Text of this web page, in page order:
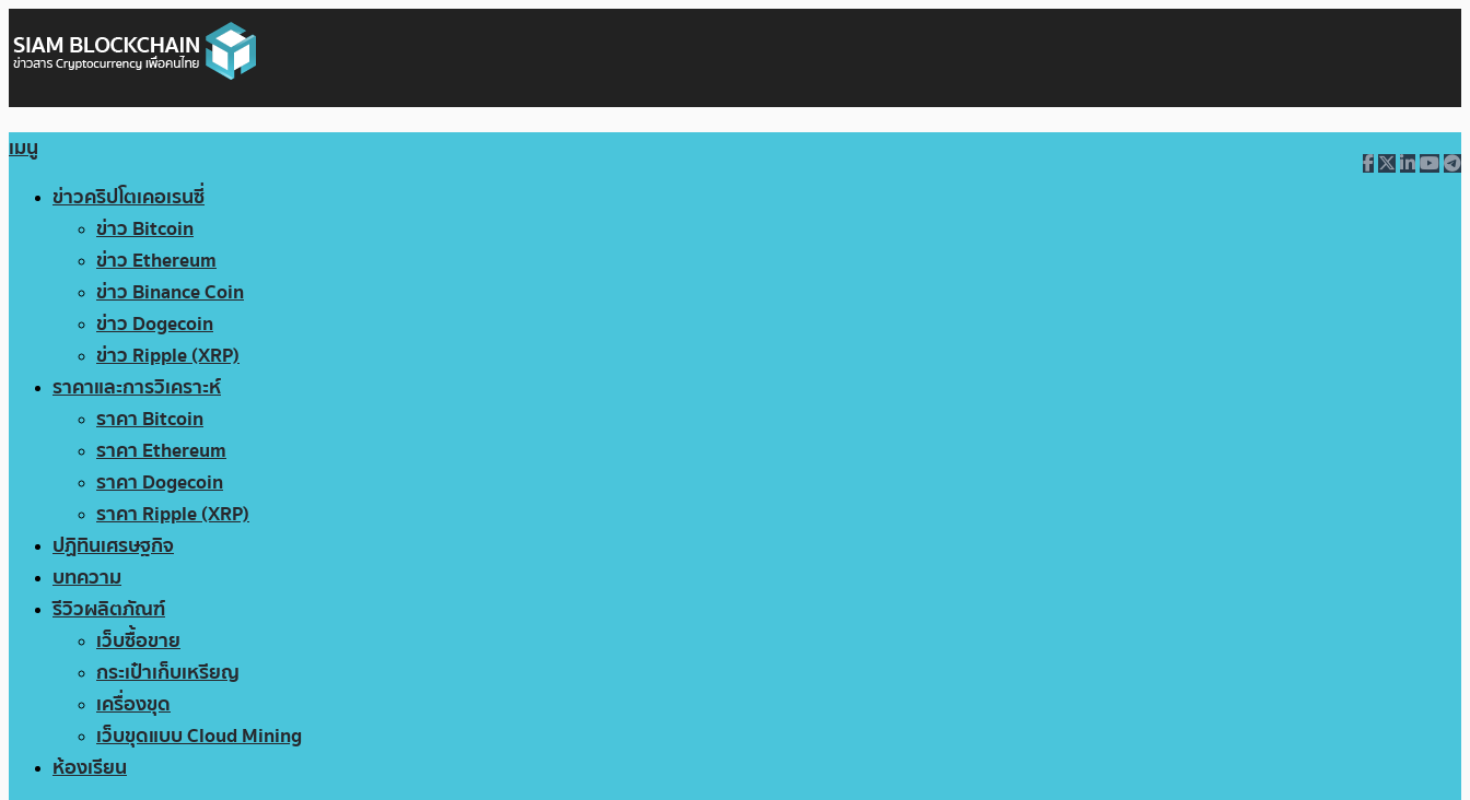
เมนู
ข่าวคริปโตเคอเรนซี่
ข่าว Bitcoin
ข่าว Ethereum
ข่าว Binance Coin
ข่าว Dogecoin
ข่าว Ripple (XRP)
ราคาและการวิเคราะห์
ราคา Bitcoin
ราคา Ethereum
ราคา Dogecoin
ราคา Ripple (XRP)
ปฏิทินเศรษฐกิจ
บทความ
รีวิวผลิตภัณฑ์
เว็บซื้อขาย
กระเป๋าเก็บเหรียญ
เครื่องขุด
เว็บขุดแบบ Cloud Mining
ห้องเรียน